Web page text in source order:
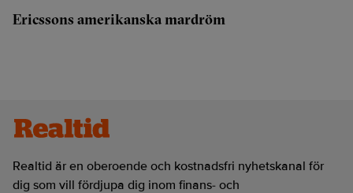
Ericssons amerikanska mardröm
Realtid är en oberoende och kostnadsfri nyhetskanal för
dig som vill fördjupa dig inom finans- och